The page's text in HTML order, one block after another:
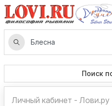
Поиск
Личный кабинет - Лови.ру